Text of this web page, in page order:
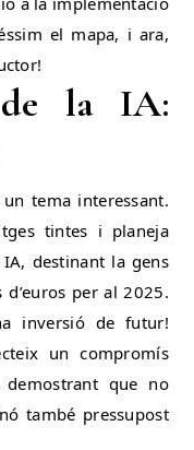
el mapa, i ara,
la IA:
tema interessant.
tintes i planeja
destinant la gens
per al 2025.
inversió de futur!
un compromís
que no
també pressupost